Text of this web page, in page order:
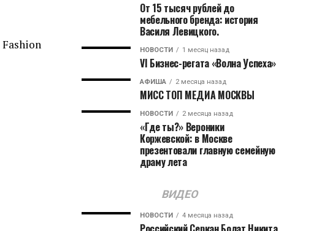
Fashion
От 15 тысяч рублей до
мебельного бренда: история
Василя Левицкого.
НОВОСТИ 1 месяц назад
VI Бизнес-регата «Волна Успеха»
АФИША 2 месяца назад
МИСС ТОП МЕДИА МОСКВЫ
НОВОСТИ 2 месяца назад
«Где ты?» Вероники
Коржевской: в Москве
презентовали главную семейную
драму лета
ВИДЕО
НОВОСТИ 4 месяца назад